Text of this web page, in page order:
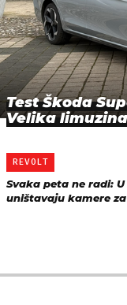
Test Škoda
Velika
REVOLT
Svaka peta ne radi:
uništavaju kamere